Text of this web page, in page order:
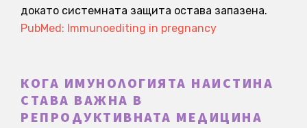
докато системната защита остава запазена.
PubMed: Immunoediting in pregnancy
КОГА ИМУНОЛОГИЯТА НАИСТИНА
СТАВА ВАЖНА В
РЕПРОДУКТИВНАТА МЕДИЦИНА